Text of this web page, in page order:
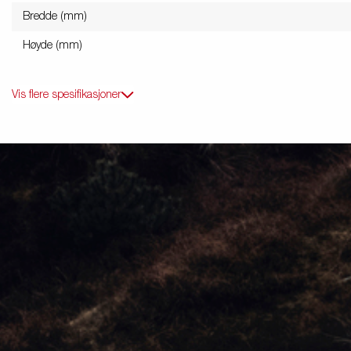
Bredde (mm)
Høyde (mm)
Vis flere spesifikasjoner